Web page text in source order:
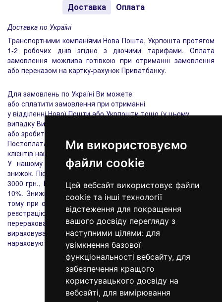
Ми використовуємо
файли cookie
Цей вебсайт використовує файли
cookie та інші технології
відстеження для покращення
вашого досвіду перегляду з
наступними цілями: для
увімкнення базової
функціональності вебсайту, для
забезпечення кращого
користувацького досвіду на
вебсайті, для вимірювання
Доставка Оплата
Доставка по Україні
Транспортними компаніями Нова Пошта, Укрпошта протягом
1-2 робочих днів згідно з діючими тарифами. Оплата
замовлення можлива готівкою при отриманні замовлення
або переказом на картку-рахунок Приватбанку.
Для замовлень по Україні Ви можете
або сплатити замовлення при отриманні
у відділенні Нової Пошти або Укрпошти тощо (у цьому
випадку Ви також сплачуєте накладений платіж),
або зробити передоплату на розрахунковий рахунок.
Постоплата (накладений платіж) діє тільки для постійних
клієнтів нашого інтернет-магазину.
У нашому інтернет-магазині діє накопичувальна система
знижок. Після здійснення і оплати замовлень на суму понад
3000 грн., Ви отримуєте знижку 2%, 7000 - 5%, 10 000 грн. -
10%. Знижка фіксується у Вашому персональному кабінеті,
тому при оформленні першого замовлення важливо пройти
реєстрацію на нашому сайті. При досягненні порогів
перерахованих вище сум, система автоматично буде
вираховувати знижку. Персональні знижки не
нараховуються на акційні товари з уже існуючими знижками.